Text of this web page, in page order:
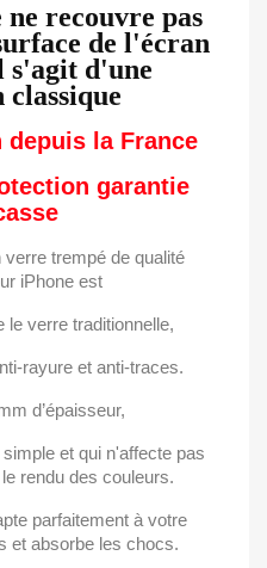
d'envies
recouvre pas
de l'écran
s'agit d'une
depuis la France
garantie
trempé de qualité
iPhone est
le verre traditionnelle,
rayure et anti-traces.
d’épaisseur,
et qui n'affecte pas
rendu des couleurs.
parfaitement à votre
et absorbe les chocs.